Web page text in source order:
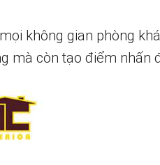
không gian phòng
mà còn tạo điểm nhấn